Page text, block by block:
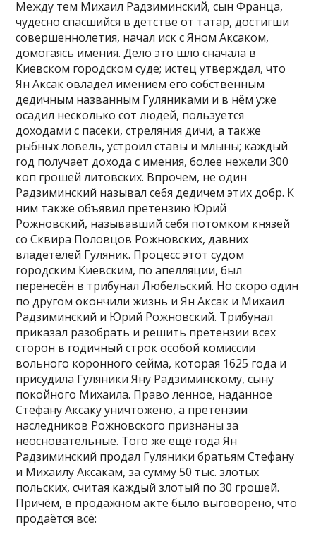
Между тем Михаил Радзиминский, сын Франца,
чудесно спасшийся в детстве от татар, достигши
совершеннолетия, начал иск с Яном Аксаком,
домогаясь имения. Дело это шло сначала в
Киевском городском суде; истец утверждал, что
Ян Аксак овладел имением его собственным
дедичным названным Гуляниками и в нём уже
осадил несколько сот людей, пользуется
доходами с пасеки, стреляния дичи, а также
рыбных ловель, устроил ставы и млыны; каждый
год получает дохода с имения, более нежели 300
коп грошей литовских. Впрочем, не один
Радзиминский называл себя дедичем этих добр. К
ним также объявил претензию Юрий
Рожновский, называвший себя потомком князей
со Сквира Половцов Рожновских, давних
владетелей Гуляник. Процесс этот судом
городским Киевским, по апелляции, был
перенесён в трибунал Любельский. Но скоро один
по другом окончили жизнь и Ян Аксак и Михаил
Радзиминский и Юрий Рожновский. Трибунал
приказал разобрать и решить претензии всех
сторон в годичный строк особой комиссии
вольного коронного сейма, которая 1625 года и
присудила Гуляники Яну Радзиминскому, сыну
покойного Михаила. Право ленное, наданное
Стефану Аксаку уничтожено, а претензии
наследников Рожновского признаны за
неосновательные. Того же ещё года Ян
Радзиминский продал Гуляники братьям Стефану
и Михаилу Аксакам, за сумму 50 тыс. злотых
польских, считая каждый злотый по 30 грошей.
Причём, в продажном акте было выговорено, что
продаётся всё: